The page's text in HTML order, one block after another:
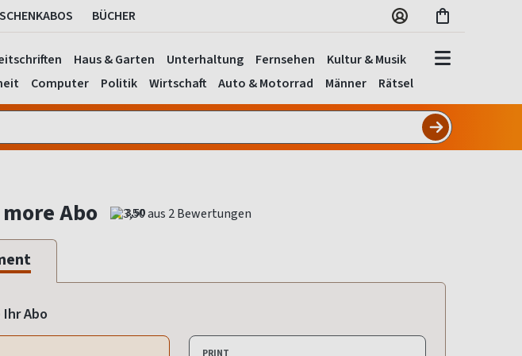
BÜCHER
Haus & Garten Unterhaltung Fernsehen
Kultur & Musik
Computer Politik Wirtschaft Auto & Motorrad Männer Rätsel
Abo 3,50
Abo
PRINT